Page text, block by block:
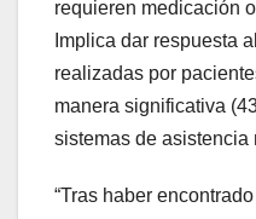
requieren medicación
Implica dar respuesta
realizadas por
manera significativa
sistemas de asistencia
“Tras haber